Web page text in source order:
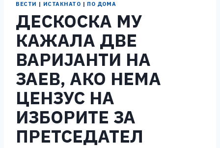
ВЕСТИ | ИСТАКНАТО | ПО ДОМА
ДЕСКОСКА МУ
КАЖАЛА ДВЕ
ВАРИЈАНТИ НА
ЗАЕВ, АКО НЕМА
ЦЕНЗУС НА
ИЗБОРИТЕ ЗА
ПРЕТСЕДАТЕЛ